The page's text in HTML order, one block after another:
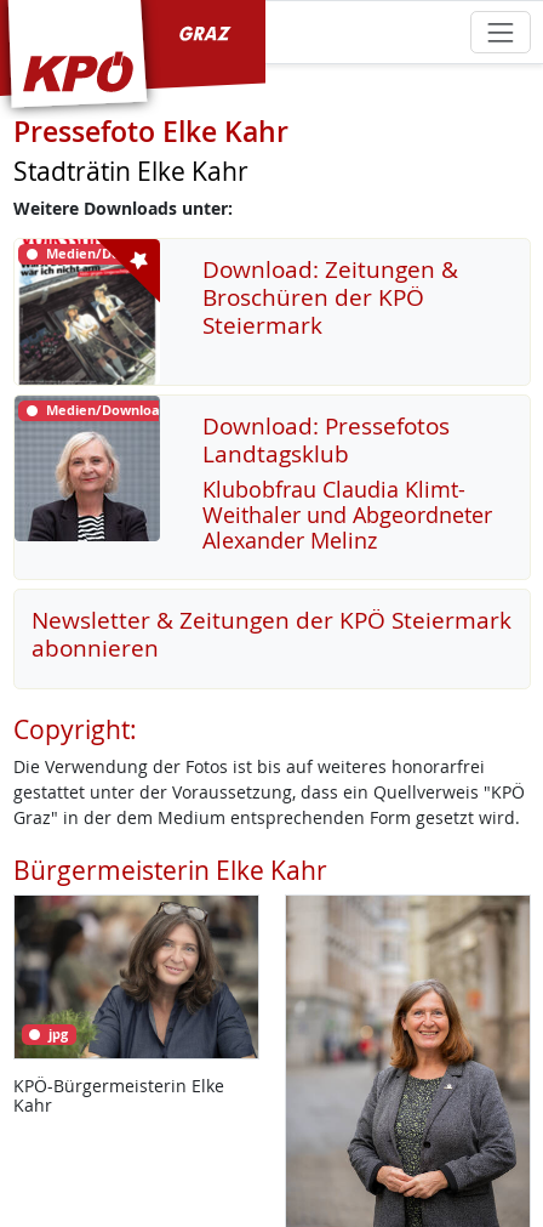
Pressefoto Elke Kahr
Stadträtin Elke Kahr
Weitere Downloads unter:
Medien/Download
Download: Zeitungen &
Broschüren der KPÖ
Steiermark
Medien/Download
Download: Pressefotos
Landtagsklub
Klu­b­ob­frau Clau­dia Klimt-
Weitha­ler und Ab­ge­ord­ne­ter
Alex­an­der Me­linz
Newsletter & Zeitungen der KPÖ Steiermark
abonnieren
Copyright:
Die Verwendung der Fotos ist bis auf weiteres honorarfrei
gestattet unter der Voraussetzung, dass ein Quellverweis "KPÖ
Graz" in der dem Medium entsprechenden Form gesetzt wird.
Bürgermeisterin Elke Kahr
jpg
KPÖ-Bürgermeisterin Elke
Kahr